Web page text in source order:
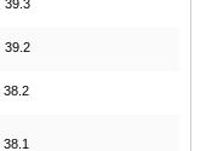
39.3
39.2
38.2
38.1